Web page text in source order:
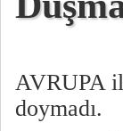
AVRUPA
doymadı.